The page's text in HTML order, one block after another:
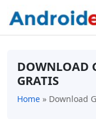
DOWNLOAD
GRATIS
Home » Download